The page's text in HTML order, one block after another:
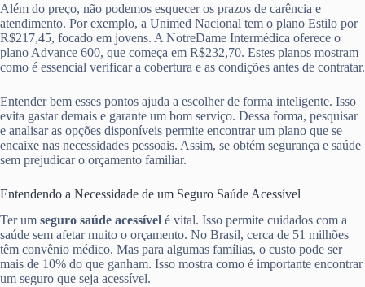
Além do preço, não podemos esquecer os prazos de carência e
atendimento. Por exemplo, a Unimed Nacional tem o plano Estilo por
R$217,45, focado em jovens. A NotreDame Intermédica oferece o
plano Advance 600, que começa em R$232,70. Estes planos mostram
como é essencial verificar a cobertura e as condições antes de contratar.
Entender bem esses pontos ajuda a escolher de forma inteligente. Isso
evita gastar demais e garante um bom serviço. Dessa forma, pesquisar
e analisar as opções disponíveis permite encontrar um plano que se
encaixe nas necessidades pessoais. Assim, se obtém segurança e saúde
sem prejudicar o orçamento familiar.
Entendendo a Necessidade de um Seguro Saúde Acessível
Ter um seguro saúde acessível é vital. Isso permite cuidados com a
saúde sem afetar muito o orçamento. No Brasil, cerca de 51 milhões
têm convênio médico. Mas para algumas famílias, o custo pode ser
mais de 10% do que ganham. Isso mostra como é importante encontrar
um seguro que seja acessível.